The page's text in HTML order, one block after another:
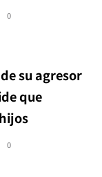
0
su agresor
que
0